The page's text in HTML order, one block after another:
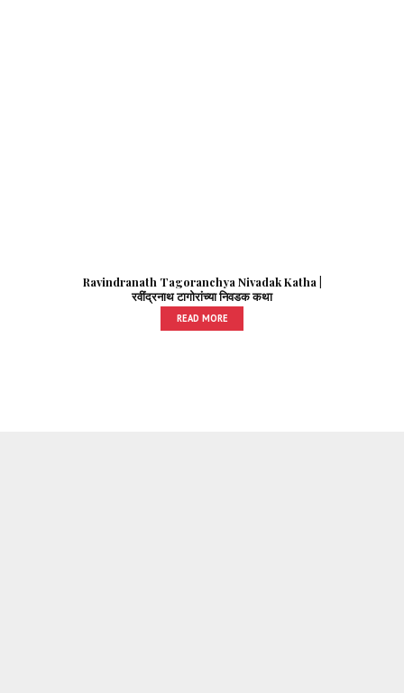
Ravindranath Tagoranchya Nivadak Katha |
रवींद्रनाथ टागोरांच्या निवडक कथा
READ MORE